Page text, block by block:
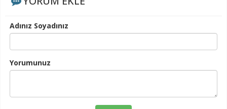
Adınız Soyadınız
Yorumunuz